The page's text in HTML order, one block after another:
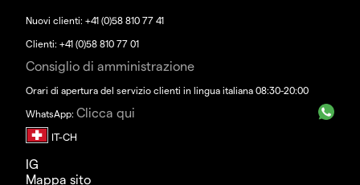
Nuovi clienti: +41 (0)58 810 77 41
Clienti: +41 (0)58 810 77 01
Consiglio di amministrazione
Orari di apertura del servizio clienti in lingua italiana 08:30-20:00
WhatsApp: Clicca qui
IG
Mappa sito